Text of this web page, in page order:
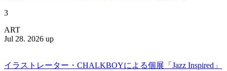
3
ART
Jul 28. 2026 up
イラストレーター・CHALKBOYによる個展「Jazz Inspired」